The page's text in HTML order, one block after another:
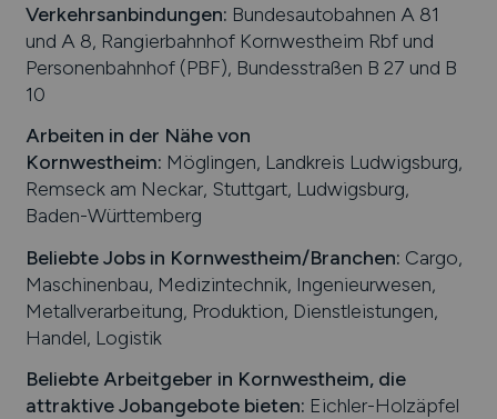
Verkehrsanbindungen: Bundesautobahnen A 81
und A 8, Rangierbahnhof Kornwestheim Rbf und
Personenbahnhof (PBF), Bundesstraßen B 27 und B
10
Arbeiten in der Nähe von
Kornwestheim: Möglingen, Landkreis Ludwigsburg,
Remseck am Neckar, Stuttgart, Ludwigsburg,
Baden-Württemberg
Beliebte Jobs in Kornwestheim/Branchen: Cargo,
Maschinenbau, Medizintechnik, Ingenieurwesen,
Metallverarbeitung, Produktion, Dienstleistungen,
Handel, Logistik
Beliebte Arbeitgeber in Kornwestheim, die
attraktive Jobangebote bieten: Eichler-Holzäpfel